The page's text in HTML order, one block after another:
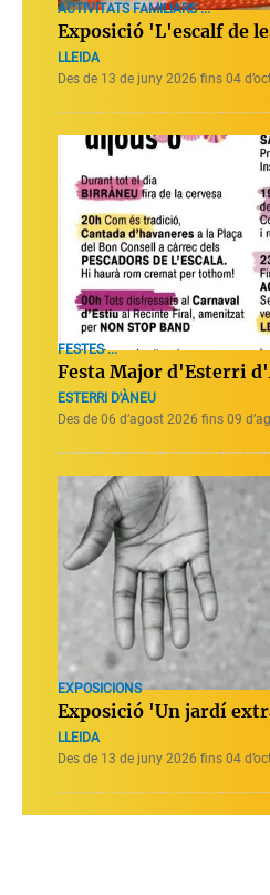
ACTIVITATS FAMILIARS ...
Exposició 'L'escalf de
LLEIDA
Des de 13 de juny 2026 fins 04
FESTES ...
Festa Major d'Esterri
ESTERRI D'ÀNEU
Des de 06 d’agost 2026 fins 09
EXPOSICIONS
Exposició 'Un jardí
LLEIDA
Des de 13 de juny 2026 fins 04